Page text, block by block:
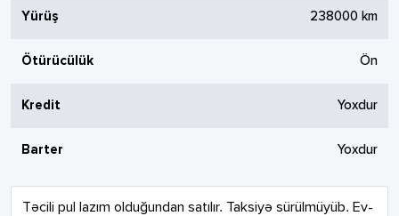
Yürüş 238000 km
Ötürücülük Ön
Kredit Yoxdur
Barter Yoxdur
Təcili pul lazım olduğundan satılır. Taksiyə sürülmüyüb. Ev-